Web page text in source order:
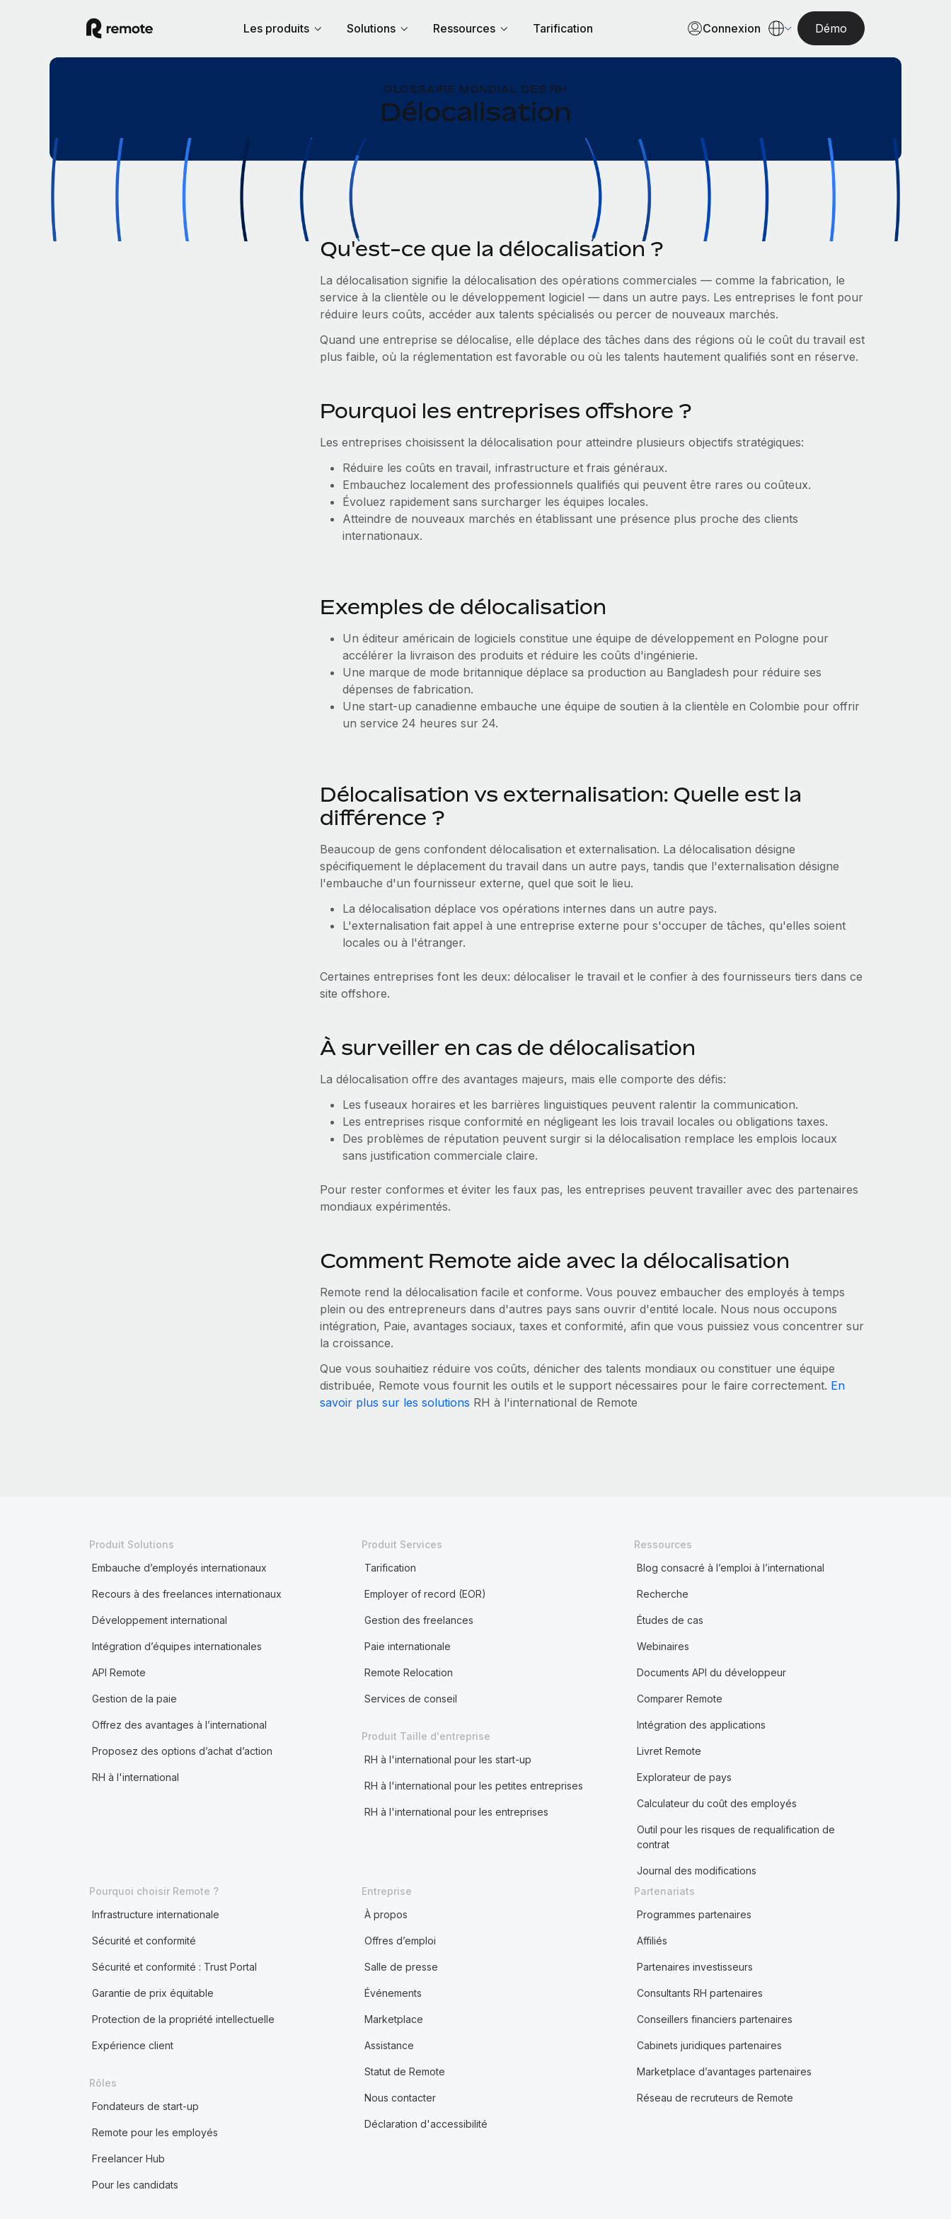
Les produits Solutions Ressources Tarification Connexion Démo
GLOSSAIRE MONDIAL DES RH
Délocalisation
Qu'est-ce que la délocalisation ?
La délocalisation signifie la délocalisation des opérations commerciales — comme la fabrication, le
service à la clientèle ou le développement logiciel — dans un autre pays. Les entreprises le font pour
réduire leurs coûts, accéder aux talents spécialisés ou percer de nouveaux marchés.
Quand une entreprise se délocalise, elle déplace des tâches dans des régions où le coût du travail est
plus faible, où la réglementation est favorable ou où les talents hautement qualifiés sont en réserve.
Pourquoi les entreprises offshore ?
Les entreprises choisissent la délocalisation pour atteindre plusieurs objectifs stratégiques:
Réduire les coûts en travail, infrastructure et frais généraux.
Embauchez localement des professionnels qualifiés qui peuvent être rares ou coûteux.
Évoluez rapidement sans surcharger les équipes locales.
Atteindre de nouveaux marchés en établissant une présence plus proche des clients
internationaux.
Exemples de délocalisation
Un éditeur américain de logiciels constitue une équipe de développement en Pologne pour
accélérer la livraison des produits et réduire les coûts d'ingénierie.
Une marque de mode britannique déplace sa production au Bangladesh pour réduire ses
dépenses de fabrication.
Une start-up canadienne embauche une équipe de soutien à la clientèle en Colombie pour offrir
un service 24 heures sur 24.
Délocalisation vs externalisation: Quelle est la
différence ?
Beaucoup de gens confondent délocalisation et externalisation. La délocalisation désigne
spécifiquement le déplacement du travail dans un autre pays, tandis que l'externalisation désigne
l'embauche d'un fournisseur externe, quel que soit le lieu.
La délocalisation déplace vos opérations internes dans un autre pays.
L'externalisation fait appel à une entreprise externe pour s'occuper de tâches, qu'elles soient
locales ou à l'étranger.
Certaines entreprises font les deux: délocaliser le travail et le confier à des fournisseurs tiers dans ce
site offshore.
À surveiller en cas de délocalisation
La délocalisation offre des avantages majeurs, mais elle comporte des défis:
Les fuseaux horaires et les barrières linguistiques peuvent ralentir la communication.
Les entreprises risque conformité en négligeant les lois travail locales ou obligations taxes.
Des problèmes de réputation peuvent surgir si la délocalisation remplace les emplois locaux
sans justification commerciale claire.
Pour rester conformes et éviter les faux pas, les entreprises peuvent travailler avec des partenaires
mondiaux expérimentés.
Comment Remote aide avec la délocalisation
Remote rend la délocalisation facile et conforme. Vous pouvez embaucher des employés à temps
plein ou des entrepreneurs dans d'autres pays sans ouvrir d'entité locale. Nous nous occupons
intégration, Paie, avantages sociaux, taxes et conformité, afin que vous puissiez vous concentrer sur
la croissance.
Que vous souhaitiez réduire vos coûts, dénicher des talents mondiaux ou constituer une équipe
distribuée, Remote vous fournit les outils et le support nécessaires pour le faire correctement. En
savoir plus sur les solutions RH à l'international de Remote
Produit Solutions
Embauche d’employés internationaux
Recours à des freelances internationaux
Développement international
Intégration d’équipes internationales
API Remote
Gestion de la paie
Offrez des avantages à l’international
Proposez des options d’achat d’action
RH à l'international
Produit Services
Tarification
Employer of record (EOR)
Gestion des freelances
Paie internationale
Remote Relocation
Services de conseil
Produit Taille d'entreprise
RH à l'international pour les start-up
RH à l'international pour les petites entreprises
RH à l'international pour les entreprises
Ressources
Blog consacré à l’emploi à l’international
Recherche
Études de cas
Webinaires
Documents API du développeur
Comparer Remote
Intégration des applications
Livret Remote
Explorateur de pays
Calculateur du coût des employés
Outil pour les risques de requalification de
contrat
Journal des modifications
Pourquoi choisir Remote ?
Infrastructure internationale
Sécurité et conformité
Sécurité et conformité : Trust Portal
Garantie de prix équitable
Protection de la propriété intellectuelle
Expérience client
Rôles
Fondateurs de start-up
Remote pour les employés
Freelancer Hub
Pour les candidats
Entreprise
À propos
Offres d’emploi
Salle de presse
Événements
Marketplace
Assistance
Statut de Remote
Nous contacter
Déclaration d'accessibilité
Partenariats
Programmes partenaires
Affiliés
Partenaires investisseurs
Consultants RH partenaires
Conseillers financiers partenaires
Cabinets juridiques partenaires
Marketplace d’avantages partenaires
Réseau de recruteurs de Remote